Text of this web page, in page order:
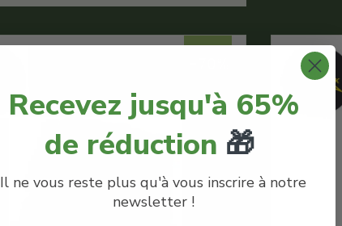
Recevez jusqu'à 65%
de réduction 🎁
Il ne vous reste plus qu'à vous inscrire à notre
newsletter !